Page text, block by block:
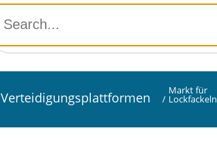
Verteidigungsplattformen /
Markt für
Lockfackeln